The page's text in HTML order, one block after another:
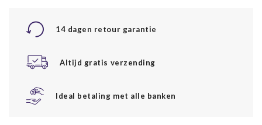
14 dagen retour garantie
Altijd gratis verzending
Ideal betaling met alle banken